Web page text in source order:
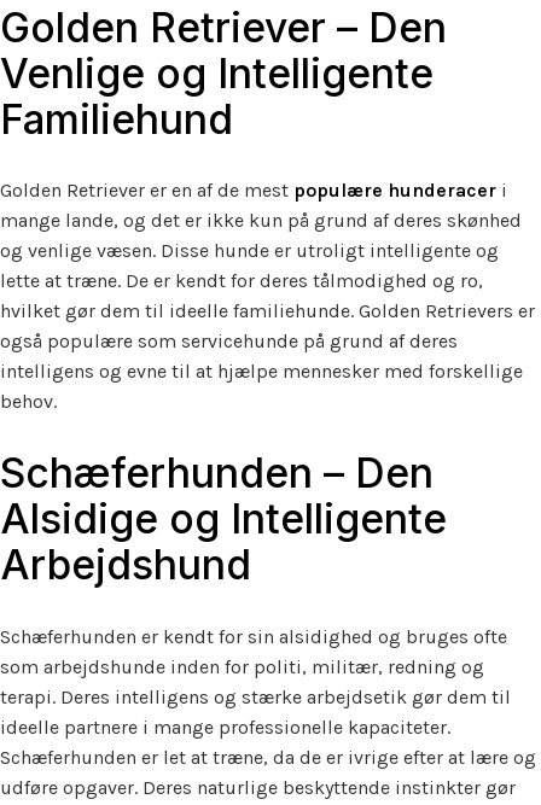
Golden Retriever – Den
Venlige og Intelligente
Familiehund
Golden Retriever er en af de mest populære hunderacer i
mange lande, og det er ikke kun på grund af deres skønhed
og venlige væsen. Disse hunde er utroligt intelligente og
lette at træne. De er kendt for deres tålmodighed og ro,
hvilket gør dem til ideelle familiehunde. Golden Retrievers er
også populære som servicehunde på grund af deres
intelligens og evne til at hjælpe mennesker med forskellige
behov.
Schæferhunden – Den
Alsidige og Intelligente
Arbejdshund
Schæferhunden er kendt for sin alsidighed og bruges ofte
som arbejdshunde inden for politi, militær, redning og
terapi. Deres intelligens og stærke arbejdsetik gør dem til
ideelle partnere i mange professionelle kapaciteter.
Schæferhunden er let at træne, da de er ivrige efter at lære og
udføre opgaver. Deres naturlige beskyttende instinkter gør